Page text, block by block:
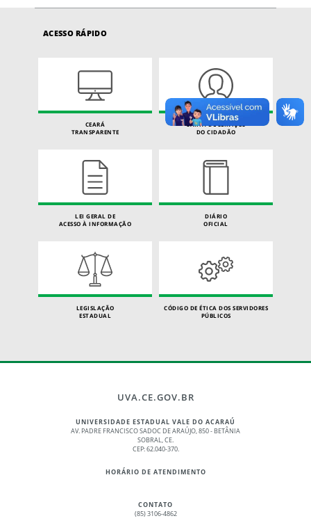
ACESSO RÁPIDO
CEARÁ
TRANSPARENTE
CARTA DE SERVIÇOS
DO CIDADÃO
LEI GERAL DE
ACESSO À INFORMAÇÃO
DIÁRIO
OFICIAL
LEGISLAÇÃO
ESTADUAL
CÓDIGO DE ÉTICA DOS SERVIDORES
PÚBLICOS
UVA.CE.GOV.BR
UNIVERSIDADE ESTADUAL VALE DO ACARAÚ
AV. PADRE FRANCISCO SADOC DE ARAÚJO, 850 - BETÂNIA
SOBRAL, CE.
CEP: 62.040-370.
HORÁRIO DE ATENDIMENTO
CONTATO
(85) 3106-4862